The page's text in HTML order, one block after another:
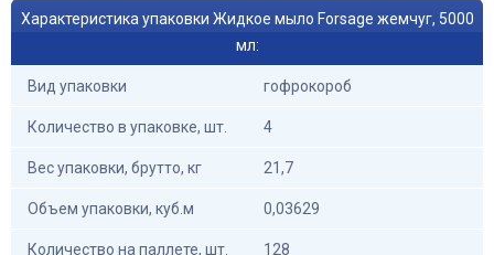
Характеристика упаковки Жидкое мыло Forsage жемчуг, 5000
мл:
Вид упаковки гофрокороб
Количество в упаковке, шт. 4
Вес упаковки, брутто, кг 21,7
Объем упаковки, куб.м 0,03629
Количество на паллете, шт. 128